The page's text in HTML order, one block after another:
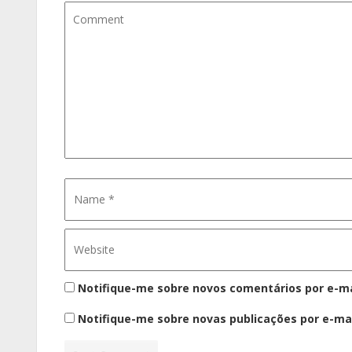
Notifique-me sobre novos comentários por e-
Notifique-me sobre novas publicações por e-